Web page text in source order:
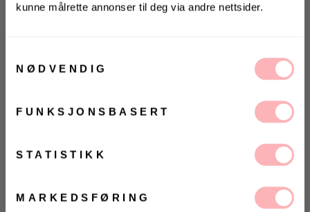
kunne målrette annonser til deg via andre nettsider.
NØDVENDIG
FUNKSJONSBASERT
STATISTIKK
MARKEDSFØRING
VELG
VELG
allsidig skulderveske i et tidløst design. Vesken er
gullåsen gir et eksklusivt og kunstnerisk preg,
MELD MEG PÅ